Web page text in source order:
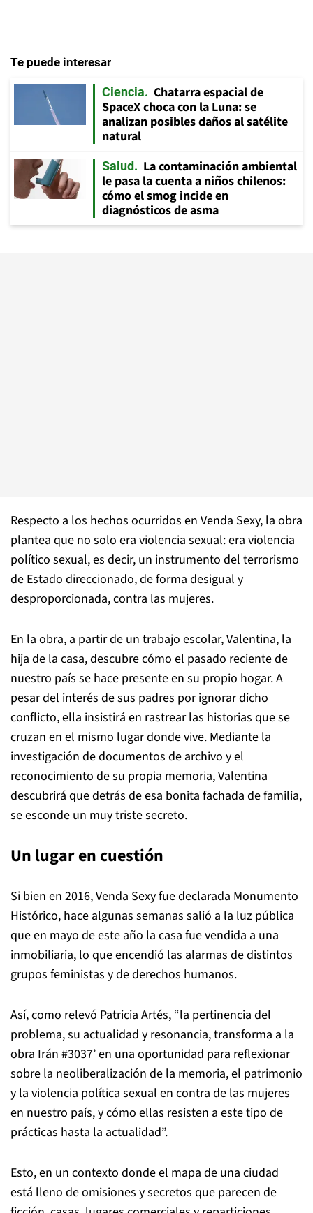
Te puede interesar
Ciencia
Chatarra espacial de
SpaceX choca con la Luna: se
analizan posibles daños al satélite
natural
Salud
La contaminación ambiental
le pasa la cuenta a niños chilenos:
cómo el smog incide en
diagnósticos de asma
Respecto a los hechos ocurridos en Venda Sexy, la obra
plantea que no solo era violencia sexual: era violencia
político sexual, es decir, un instrumento del terrorismo
de Estado direccionado, de forma desigual y
desproporcionada, contra las mujeres.
En la obra, a partir de un trabajo escolar, Valentina, la
hija de la casa, descubre cómo el pasado reciente de
nuestro país se hace presente en su propio hogar. A
pesar del interés de sus padres por ignorar dicho
conflicto, ella insistirá en rastrear las historias que se
cruzan en el mismo lugar donde vive. Mediante la
investigación de documentos de archivo y el
reconocimiento de su propia memoria, Valentina
descubrirá que detrás de esa bonita fachada de familia,
se esconde un muy triste secreto.
Un lugar en cuestión
Si bien en 2016, Venda Sexy fue declarada Monumento
Histórico, hace algunas semanas salió a la luz pública
que en mayo de este año la casa fue vendida a una
inmobiliaria, lo que encendió las alarmas de distintos
grupos feministas y de derechos humanos.
Así, como relevó Patricia Artés, “la pertinencia del
problema, su actualidad y resonancia, transforma a la
obra Irán #3037’ en una oportunidad para reflexionar
sobre la neoliberalización de la memoria, el patrimonio
y la violencia política sexual en contra de las mujeres
en nuestro país, y cómo ellas resisten a este tipo de
prácticas hasta la actualidad”.
Esto, en un contexto donde el mapa de una ciudad
está lleno de omisiones y secretos que parecen de